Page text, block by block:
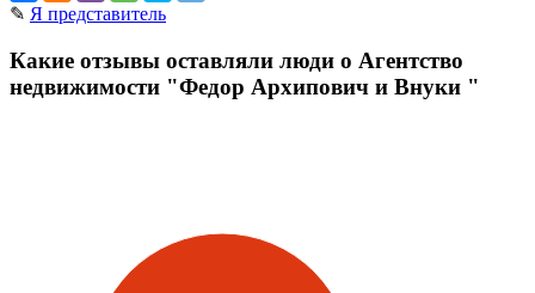
✎ Я представитель
Какие отзывы оставляли люди о Агентство
недвижимости "Федор Архипович и Внуки "